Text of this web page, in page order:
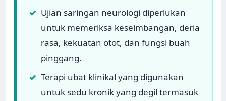
✓ Ujian saringan neurologi diperlukan
untuk memeriksa keseimbangan, deria
rasa, kekuatan otot, dan fungsi buah
pinggang.
✓ Terapi ubat klinikal yang digunakan
untuk sedu kronik yang degil termasuk